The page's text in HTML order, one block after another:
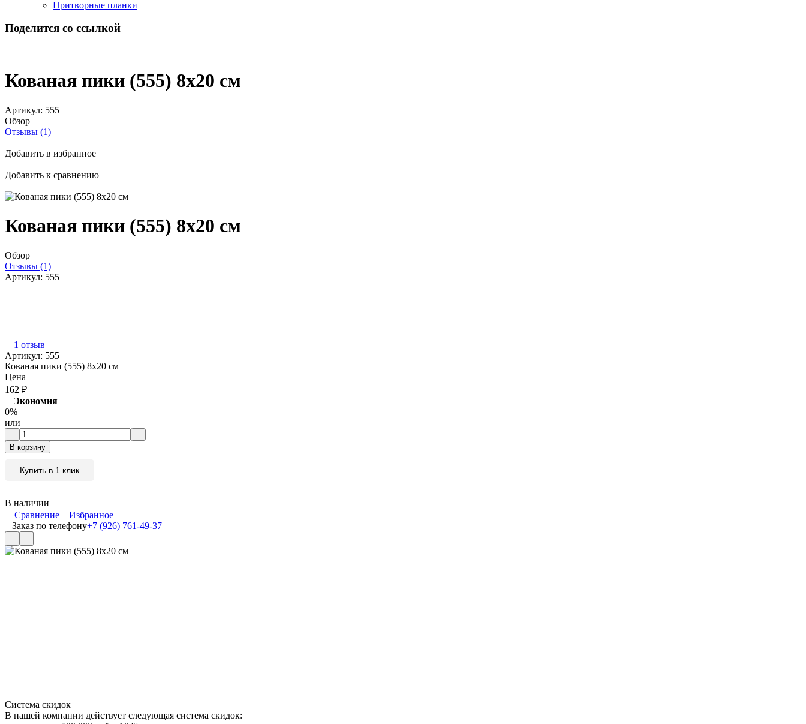
Притворные планки
Поделится со ссылкой
Кованая пики (555) 8х20 см
Артикул: 555
Обзор
Отзывы (1)
Добавить в избранное
Добавить к сравнению
Кованая пики (555) 8х20 см
Обзор
Отзывы (1)
Артикул: 555
1 отзыв
Артикул: 555
Кованая пики (555) 8х20 см
Цена
162 ₽
Экономия
0%
или
В корзину
Купить в 1 клик
В наличии
Сравнение
Избранное
Заказ по телефону+7 (926) 761-49-37
Система скидок
В нашей компании действует следующая система скидок: